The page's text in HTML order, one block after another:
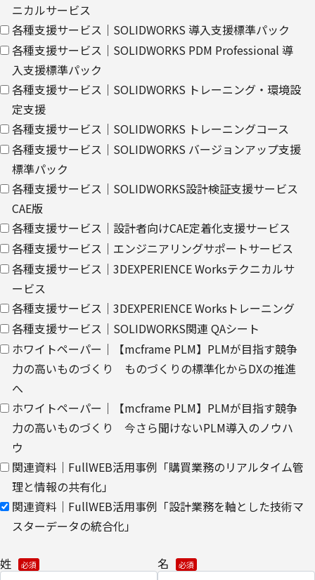
【第三者提供に関して】
当社はご提供いただきました個人情報を安全に管理し、以下の場合
を除き、ご本人の同意なく第三者に開示・提供しません。
・法令に基づく場合
・上記利用目的を実施するために、適切な機密保持契約を締結した
業務委託先へ委託する場合
・上記利用目的の範囲内で利用するために、当社のグループ会社お
よびパートナー企業に提供する場合
個人情報を提供する場合は、ご提供頂いた個人情報の全ての項目に
ついて、電子的な伝送または紙面/電子媒体による搬送もしくは手
渡しにて提供いたします。
なお、上記利用目的の範囲で利用するにあたり、当社のグループ会
社およびパートナー企業より直接ご連絡させていただく場合があり
ます。
【委託先に関して】
当社は、委託業務により個人情報を外部へ預託する場合は、適切な
【情報提供の任意性に関して】
個人情報をご提供いただけない場合は、当社からのお問い合わせ対
応/各種情報/サービスをお届けできなくなる場合がございます。
【個人情報の開示/訂正/削除に関して】
ご提供いただきました個人情報の開示/訂正/削除などを希望される
場合は、下記の【お問い合わせ先】にご連絡ください。また、お手
・個人のお客さまのお手続き方法
ニカルサービス
各種支援サービス｜SOLIDWORKS 導入支援標準パック
各種支援サービス｜SOLIDWORKS PDM Professional 導
入支援標準パック
各種支援サービス｜SOLIDWORKS トレーニング・環境設
定支援
各種支援サービス｜SOLIDWORKS トレーニングコース
各種支援サービス｜SOLIDWORKS バージョンアップ支援
標準パック
各種支援サービス｜SOLIDWORKS設計検証支援サービス
CAE版
各種支援サービス｜設計者向けCAE定着化支援サービス
各種支援サービス｜エンジニアリングサポートサービス
各種支援サービス｜3DEXPERIENCE Worksテクニカルサ
ービス
各種支援サービス｜3DEXPERIENCE Worksトレーニング
各種支援サービス｜SOLIDWORKS関連 QAシート
ホワイトペーパー｜【mcframe PLM】PLMが目指す競争
力の高いものづくり ものづくりの標準化からDXの推進
へ
ホワイトペーパー｜【mcframe PLM】PLMが目指す競争
力の高いものづくり 今さら聞けないPLM導入のノウハ
ウ
関連資料｜FullWEB活用事例「購買業務のリアルタイム管
理と情報の共有化」
関連資料｜FullWEB活用事例「設計業務を軸とした技術マ
スターデータの統合化」
姓 名